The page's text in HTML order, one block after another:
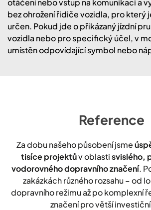
otáčení nebo vstup na komunikaci a
bez ohrožení řidiče vozidla, pro který
určen. Pokud jde o přikázaný jízdní
vozidla nebo pro specifický účel, v
umístěn odpovídající symbol nebo
Reference
Za dobu našeho působení jsme
tisíce projektův oblastisvislého,
vodorovného dopravního značení.
zakázkách různého rozsahu – od
dopravního režimu až po komplexní
značení pro větší